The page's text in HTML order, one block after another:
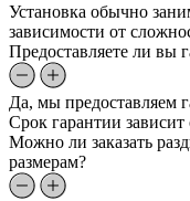
Установка обычно
зависимости от
Предоставляете ли вы
Да, мы предоставляем
Срок гарантии
Можно ли заказать
размерам?